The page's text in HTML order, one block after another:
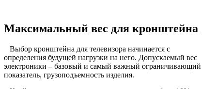
Максимальный вес для кронштейна
Выбор кронштейна для телевизора начинается с
определения будущей нагрузки на него. Допускаемый вес
электроники – базовый и самый важный ограничивающий
показатель, грузоподъемность изделия.